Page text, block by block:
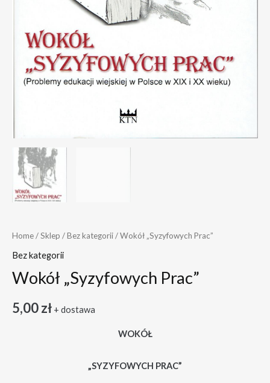
Home/Sklep /Bez kategorii/ Wokół „Syzyfowych Prac”
Bez kategorii
Wokół „Syzyfowych Prac”
5,00zł + dostawa
WOKÓŁ
„SYZYFOWYCH PRAC”